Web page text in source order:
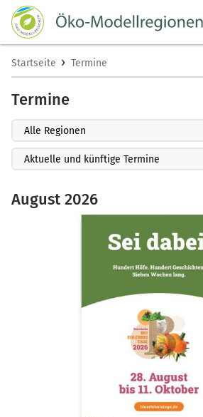
Startseite › Termine
Termine
August 2026